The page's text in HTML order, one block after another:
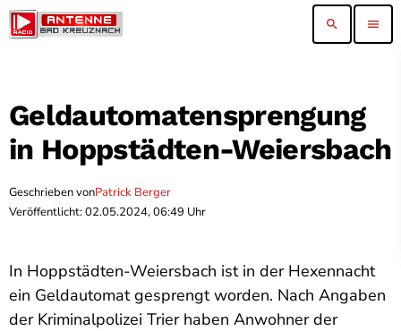
search menu
Geldautomatensprengung
in Hoppstädten-Weiersbach
Geschrieben vonPatrick Berger
Veröffentlicht: 02.05.2024, 06:49 Uhr
In Hoppstädten-Weiersbach ist in der Hexennacht
ein Geldautomat gesprengt worden. Nach Angaben
der Kriminalpolizei Trier haben Anwohner der